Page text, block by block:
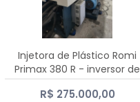
Injetora de Plástico Romi
Primax 380 R - inversor de
frequência NR 12
R$ 275.000,00